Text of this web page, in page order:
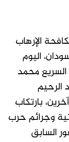
الإرهاب
اليوم
السريع محمد
إلى 13 متهماً آخرين، بارتكاب
وجرائم حرب
السابق